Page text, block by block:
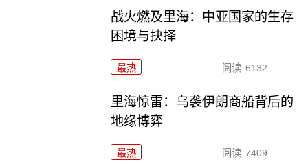
战火燃及里海：中亚国家的生存
困境与抉择
最热 阅读 6132
里海惊雷：乌袭伊朗商船背后的
地缘博弈
最热 阅读 7409